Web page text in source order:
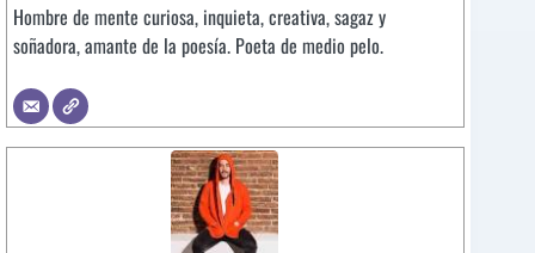
Hombre de mente curiosa, inquieta, creativa, sagaz y
soñadora, amante de la poesía. Poeta de medio pelo.